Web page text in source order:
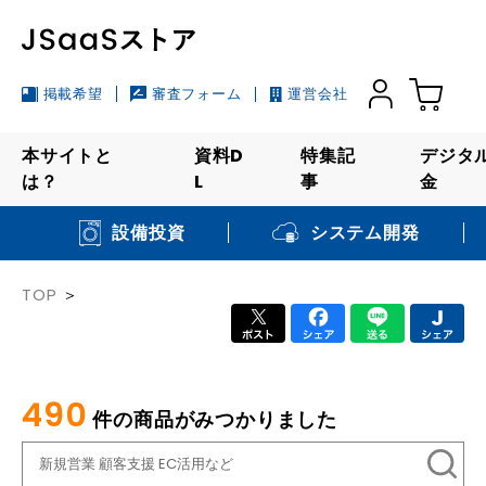
掲載希望 審査フォーム 運営会社
本サイトと
は？
資料D
L
特集記
事
デジタ
金
設備投資 システム開発
TOP
490 件の商品がみつかりました